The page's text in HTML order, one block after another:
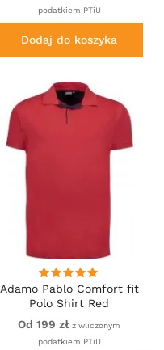
podatkiem PTiU
Dodaj do koszyka
Adamo Pablo Comfort fit
Polo Shirt Red
Od 199 zł z wliczonym
podatkiem PTiU